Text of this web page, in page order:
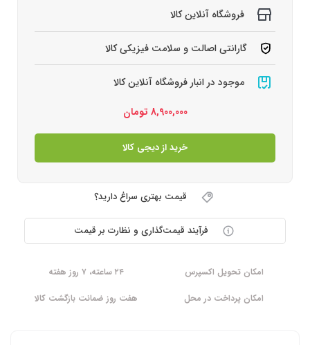
فروشگاه آنلاین کالا
گارانتی اصالت و سلامت فیزیکی کالا
موجود در انبار فروشگاه آنلاین کالا
8,900,000 تومان
خرید از دیجی کالا
قیمت بهتری سراغ دارید؟
فرآیند قیمت‌گذاری و نظارت بر قیمت
امکان تحویل اکسپرس
۲۴ ساعته، ۷ روز هفته
امکان پرداخت در محل
هفت روز ضمانت بازگشت کالا